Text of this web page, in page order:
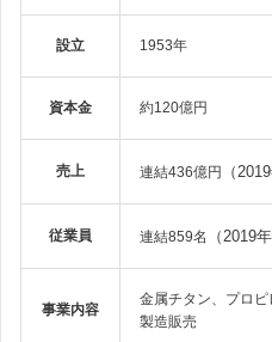
設立 1953年
資本金 約120億円
売上 連結436億円 （
従業員 連結859名 （2019
事業内容
金属チタン、プロ
製造販売